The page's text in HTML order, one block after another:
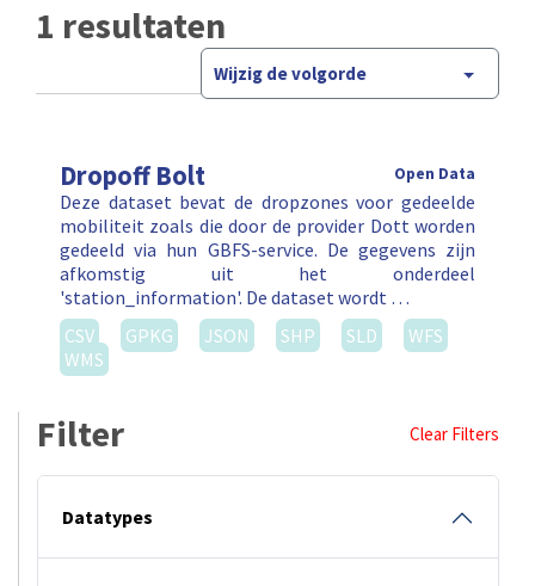
1 resultaten
Wijzig de volgorde
Dropoff Bolt Open Data
Deze dataset bevat de dropzones voor gedeelde
mobiliteit zoals die door de provider Dott worden
gedeeld via hun GBFS-service. De gegevens zijn
afkomstig uit het onderdeel
'station_information'. De dataset wordt …
CSV
GPKG JSON SHP SLD
WFS
WMS
Filter Clear Filters
Datatypes